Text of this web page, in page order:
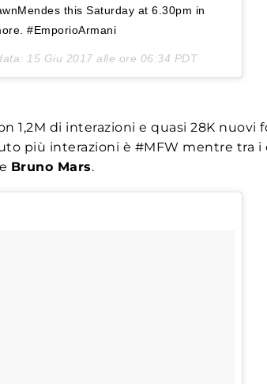
this Saturday at 6.30pm in
#EmporioArmani
15 Giu 2017 alle ore 06:34 PDT
1,2M di interazioni e quasi 28K nuovi
più interazioni è #MFW mentre
e Bruno Mars.